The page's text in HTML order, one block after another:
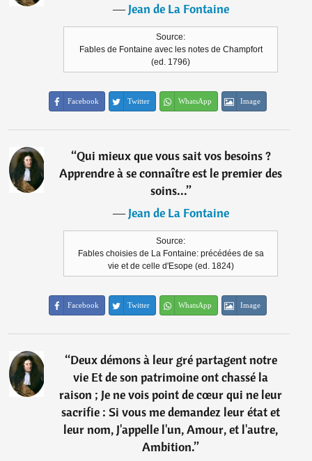
―Jean de La Fontaine
Source:
Fables de Fontaine avec les notes de Champfort
(ed. 1796)
Facebook Twitter WhatsApp Image
“Qui mieux que vous sait vos besoins ?
Apprendre à se connaître est le premier des
soins...”
―Jean de La Fontaine
Source:
Fables choisies de La Fontaine: précédées de sa
vie et de celle d'Esope (ed. 1824)
Facebook Twitter WhatsApp Image
“Deux démons à leur gré partagent notre
vie Et de son patrimoine ont chassé la
raison ; Je ne vois point de cœur qui ne leur
sacrifie : Si vous me demandez leur état et
leur nom, J'appelle l'un, Amour, et l'autre,
Ambition.”